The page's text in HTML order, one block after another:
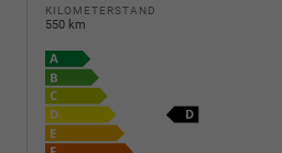
KILOMETERSTAND
550 km